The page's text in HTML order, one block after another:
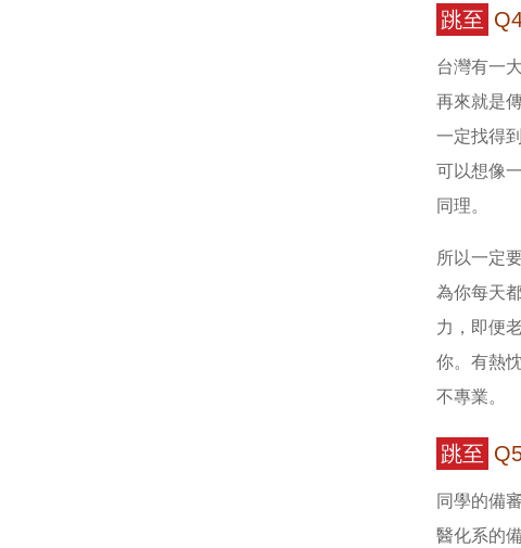
跳至
台灣有一
再來就是
一定找得
可以想像
同理。
所以一定
為你每天
力，即便
你。有熱
不專業。
跳至
同學的備
醫化系的